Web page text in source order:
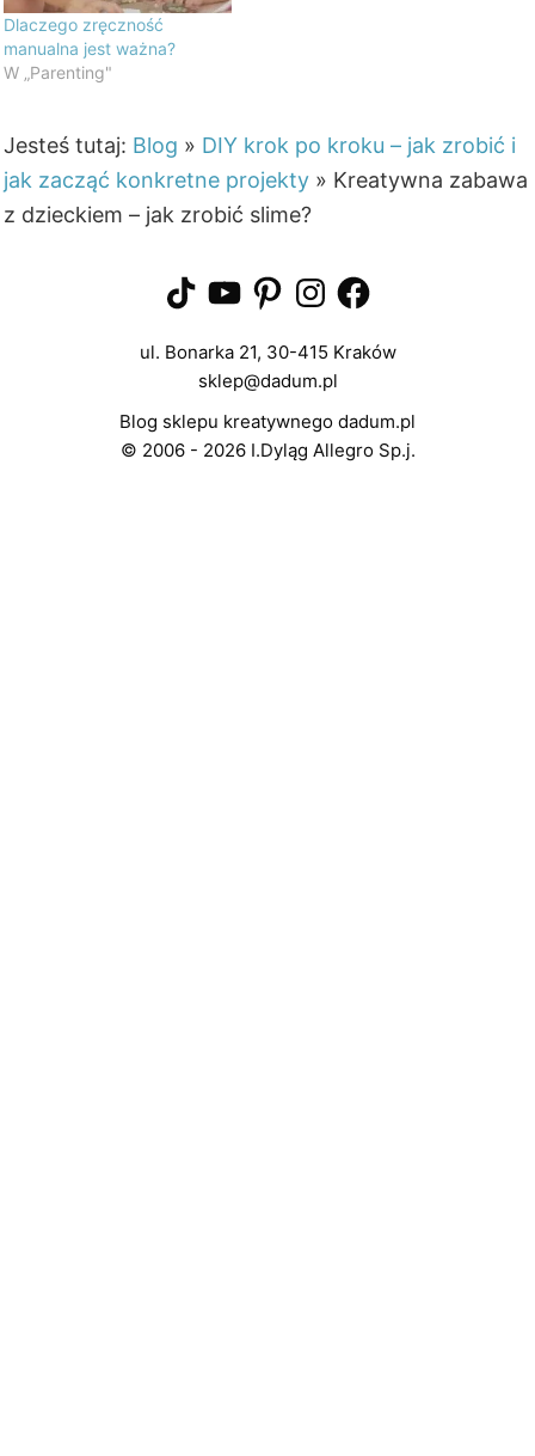
Dlaczego zręczność
manualna jest ważna?
W „Parenting"
Jesteś tutaj: Blog » DIY krok po kroku – jak zrobić i
jak zacząć konkretne projekty » Kreatywna zabawa
z dzieckiem – jak zrobić slime?
TikTokYouTubePinterestInstagramFacebook
ul. Bonarka 21, 30-415 Kraków
sklep@dadum.pl
Blog sklepu kreatywnego dadum.pl
© 2006 - 2026 I.Dyląg Allegro Sp.j.